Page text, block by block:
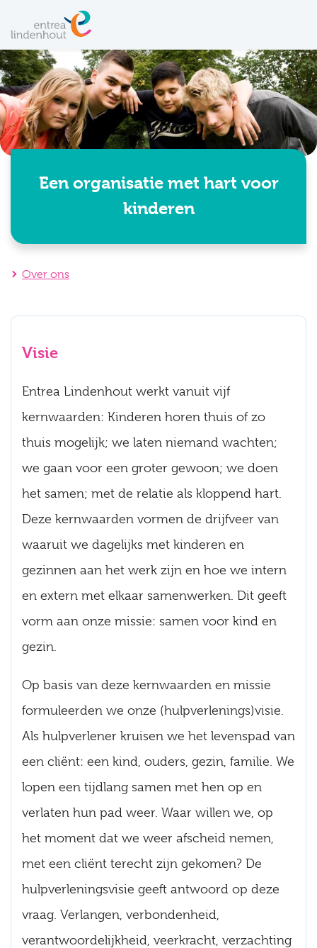
Een organisatie met hart voor
kinderen
Over ons
Visie
Entrea Lindenhout werkt vanuit vijf
kernwaarden: Kinderen horen thuis of zo
thuis mogelijk; we laten niemand wachten;
we gaan voor een groter gewoon; we doen
het samen; met de relatie als kloppend hart.
Deze kernwaarden vormen de drijfveer van
waaruit we dagelijks met kinderen en
gezinnen aan het werk zijn en hoe we intern
en extern met elkaar samenwerken. Dit geeft
vorm aan onze missie: samen voor kind en
gezin.
Op basis van deze kernwaarden en missie
formuleerden we onze (hulpverlenings)visie.
Als hulpverlener kruisen we het levenspad van
een cliënt: een kind, ouders, gezin, familie. We
lopen een tijdlang samen met hen op en
verlaten hun pad weer. Waar willen we, op
het moment dat we weer afscheid nemen,
met een cliënt terecht zijn gekomen? De
hulpverleningsvisie geeft antwoord op deze
vraag. Verlangen, verbondenheid,
verantwoordelijkheid, veerkracht, verzachting